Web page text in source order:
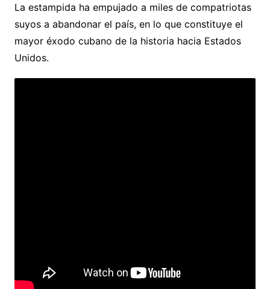
La estampida ha empujado a miles de compatriotas
suyos a abandonar el país, en lo que constituye el
mayor éxodo cubano de la historia hacia Estados
Unidos.